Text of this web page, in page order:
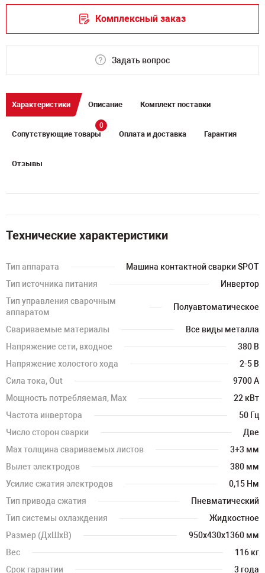
Комплексный заказ
Задать вопрос
Характеристики Описание Комплект поставки
Сопутствующие товары
0
Оплата и доставка Гарантия
Отзывы
Технические характеристики
Тип аппарата
Машина контактной сварки SPOT
Тип источника питания
Инвертор
Тип управления сварочным
аппаратом
Полуавтоматическое
Свариваемые материалы
Все виды металла
Напряжение сети, входное
380 В
Напряжение холостого хода
2-5 В
Сила тока, Out
9700 А
Мощность потребляемая, Max
22 кВт
Частота инвертора
50 Гц
Число сторон сварки
Две
Max толщина свариваемых листов
3+3 мм
Вылет электродов
380 мм
Усилие сжатия электродов
0,15 Нм
Тип привода сжатия
Пневматический
Тип системы охлаждения
Жидкостное
Размер (ДхШхВ)
950х430х1360 мм
Вес
116 кг
Срок гарантии
3 года